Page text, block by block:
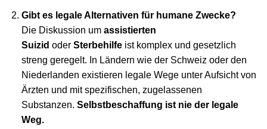
Gibt es legale Alternativen für humane Zwecke?
Die Diskussion um assistierten
Suizid oder Sterbehilfeist komplex und gesetzlich
streng geregelt. In Ländern wie der Schweiz oder den
Niederlanden existieren legale Wege unter Aufsicht von
Ärzten und mit spezifischen, zugelassenen
Substanzen. Selbstbeschaffung ist nie der legale
Weg.